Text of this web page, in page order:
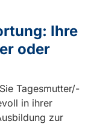
Ihre
oder
Tagesmutter/-
in ihrer
zur